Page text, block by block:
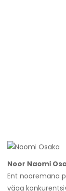
Noor Naomi
Ent nooremana
väga